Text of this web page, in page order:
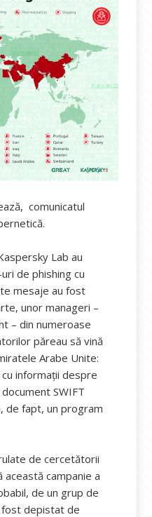
comunicatul
Lab au
de phishing cu
mesaje au fost
unor manageri –
– din numeroase
păreau să vină
Arabe Unite:
informații despre
SWIFT
de fapt, un program
de cercetătorii
această campanie a
de un grup de
fost depistat de